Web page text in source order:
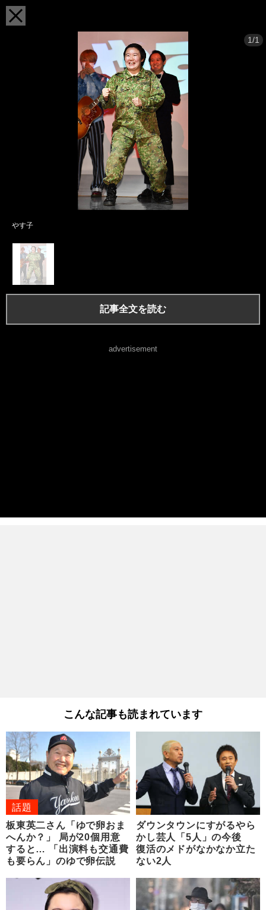
1/1
やす子
記事全文を読む
advertisement
こんな記事も読まれています
話題
板東英二さん「ゆで卵おま
へんか？」 局が20個用意
すると… 「出演料も交通費
も要らん」のゆで卵伝説
ダウンタウンにすがるやら
かし芸人「5人」の今後
復活のメドがなかなか立た
ない2人